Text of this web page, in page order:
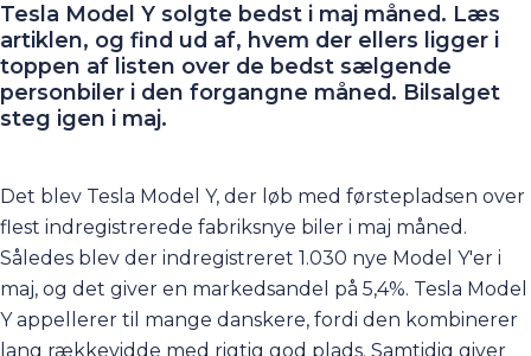
Tesla Model Y solgte bedst i maj måned. Læs
artiklen, og find ud af, hvem der ellers ligger i
toppen af listen over de bedst sælgende
personbiler i den forgangne måned. Bilsalget
steg igen i maj.
Det blev Tesla Model Y, der løb med førstepladsen over
flest indregistrerede fabriksnye biler i maj måned.
Således blev der indregistreret 1.030 nye Model Y'er i
maj, og det giver en markedsandel på 5,4%. Tesla Model
Y appellerer til mange danskere, fordi den kombinerer
lang rækkevidde med rigtig god plads. Samtidig giver